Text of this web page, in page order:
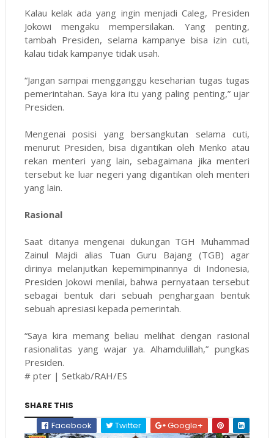
Kalau kelak ada yang ingin menjadi Caleg, Presiden
Jokowi mengaku mempersilakan. Yang penting,
tambah Presiden, selama kampanye bisa izin cuti,
kalau tidak kampanye tidak usah.
“Jangan sampai mengganggu keseharian tugas tugas
pemerintahan. Saya kira itu yang paling penting,” ujar
Presiden.
Mengenai posisi yang bersangkutan selama cuti,
menurut Presiden, bisa digantikan oleh Menko atau
rekan menteri yang lain, sebagaimana jika menteri
tersebut ke luar negeri yang digantikan oleh menteri
yang lain.
Rasional
Saat ditanya mengenai dukungan TGH Muhammad
Zainul Majdi alias Tuan Guru Bajang (TGB) agar
dirinya melanjutkan kepemimpinannya di Indonesia,
Presiden Jokowi menilai, bahwa pernyataan tersebut
sebagai bentuk dari sebuah penghargaan bentuk
sebuah apresiasi kepada pemerintah.
“Saya kira memang beliau melihat dengan rasional
rasionalitas yang wajar ya. Alhamdulillah,” pungkas
Presiden.
# pter | Setkab/RAH/ES
SHARE THIS
Facebook
Twitter Google+